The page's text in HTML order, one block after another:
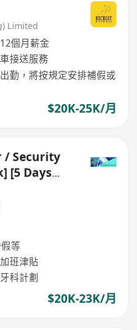
Limited
個月薪金
接送服務
勤，將按規定安排補假或
$20K-25K/月
/ Security
[5 Days
等
班津貼
科計劃
$20K-23K/月